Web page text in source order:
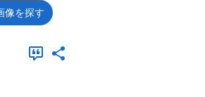
像を探す